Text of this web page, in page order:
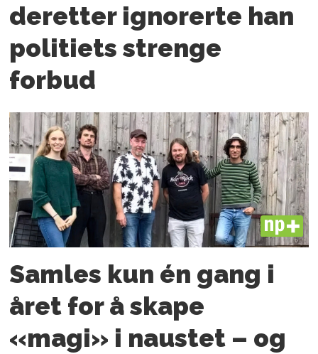
deretter ignorerte han
politiets strenge
forbud
PLUS
Samles kun én gang i
året for å skape
«magi» i naustet – og